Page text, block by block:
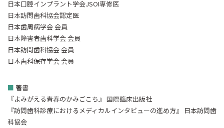
日本口腔インプラント学会JSOI専修医
日本訪問歯科協会認定医
日本歯周病学会 会員
日本障害者歯科学会 会員
日本訪問歯科協会 会員
日本歯科保存学会 会員
■ 著書
『よみがえる青春のかみごこち』 国際臨床出版社
『訪問歯科診療におけるメディカルインタビューの進め方』 日本訪問歯
科協会